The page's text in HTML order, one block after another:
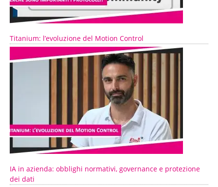
Titanium: l’evoluzione del Motion Control
IA in azienda: obblighi normativi, governance e protezione
dei dati